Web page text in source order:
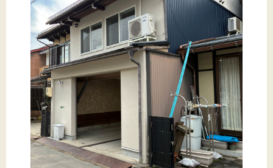
文字サイズ
標準 拡大
背景色